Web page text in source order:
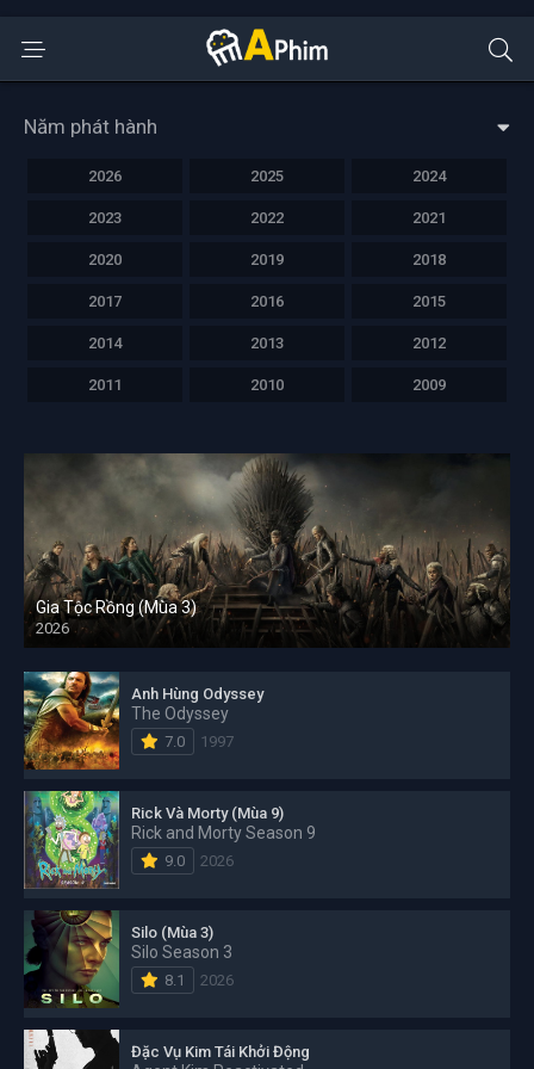
Năm phát hành
2026 2025 2024
2023 2022 2021
2020 2019 2018
2017 2016 2015
2014 2013 2012
2011 2010 2009
Gia Tộc Rồng (Mùa 3)
2026
Anh Hùng Odyssey
The Odyssey
7.0 1997
Rick Và Morty (Mùa 9)
Rick and Morty Season 9
9.0 2026
Silo (Mùa 3)
Silo Season 3
8.1 2026
Đặc Vụ Kim Tái Khởi Động